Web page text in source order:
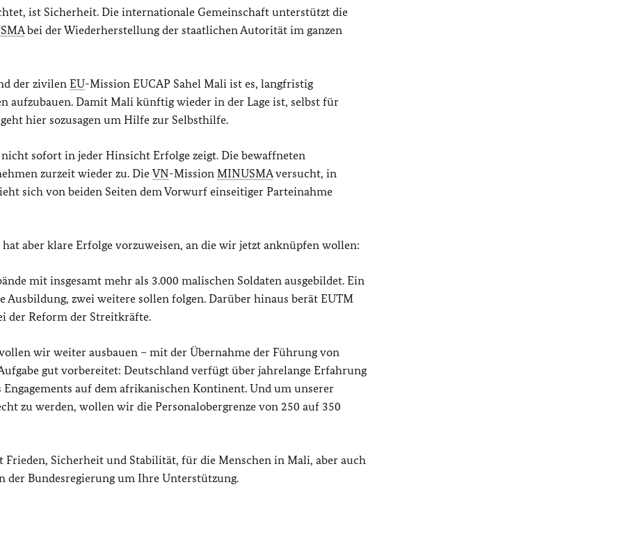
ist Sicherheit. Die internationale Gemeinschaft unterstützt die
bei der Wiederherstellung der staatlichen Autorität im ganzen
der zivilen EU-Mission EUCAP Sahel Mali ist es, langfristig
Damit Mali künftig wieder in der Lage ist, selbst für
hier sozusagen um Hilfe zur Selbsthilfe.
sofort in jeder Hinsicht Erfolge zeigt. Die bewaffneten
zurzeit wieder zu. Die VN-Mission MINUSMAversucht, in
sich von beiden Seiten dem Vorwurf einseitiger Parteinahme
aber klare Erfolge vorzuweisen, an die wir jetzt anknüpfen wollen:
mit insgesamt mehr als 3.000 malischen Soldaten ausgebildet. Ein
zwei weitere sollen folgen. Darüber hinaus berät EUTM
der Reform der Streitkräfte.
wir weiter ausbauen – mit der Übernahme der Führung von
gut vorbereitet: Deutschland verfügt über jahrelange Erfahrung
auf dem afrikanischen Kontinent. Und um unserer
zu werden, wollen wir die Personalobergrenze von 250 auf 350
Frieden, Sicherheit und Stabilität, für die Menschen in Mali, aber auch
Bundesregierung um Ihre Unterstützung.